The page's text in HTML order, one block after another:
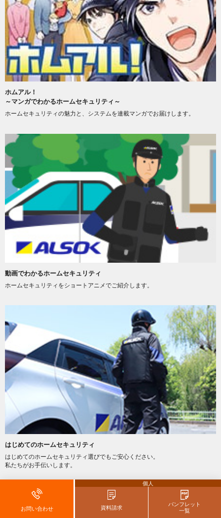
ホムアル！
～マンガでわかるホームセキュリティ～
ホームセキュリティの魅力と、システムを連載マンガでお届けします。
動画でわかるホームセキュリティ
ホームセキュリティをショートアニメでご紹介します。
はじめてのホームセキュリティ
はじめてのホームセキュリティ選びでもご安心ください。
私たちがお手伝いします。
お問い合わせ
個人
資料請求
パンフレット
一覧